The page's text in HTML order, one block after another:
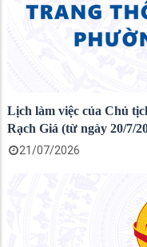
Lịch làm việc của Chủ
Rạch Giá (từ ngày 20/7/
21/07/2026